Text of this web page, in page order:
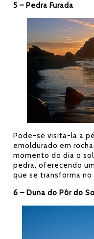
5 – Pedra Furada
Pode-se visita-la a
emoldurado em
momento do dia o
pedra, oferecendo
que se transforma
6 – Duna do Pôr do